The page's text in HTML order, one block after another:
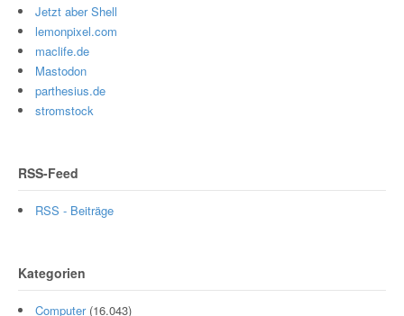
Jetzt aber Shell
lemonpixel.com
maclife.de
Mastodon
parthesius.de
stromstock
RSS-Feed
RSS - Beiträge
Kategorien
Computer(16.043)